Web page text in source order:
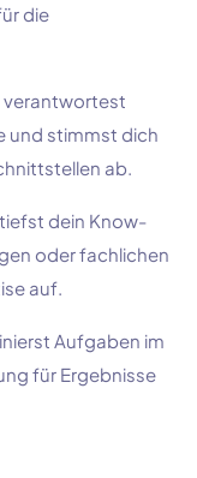
die
verantwortest
und stimmst dich
ab.
dein Know-
oder fachlichen
auf.
Aufgaben im
für Ergebnisse